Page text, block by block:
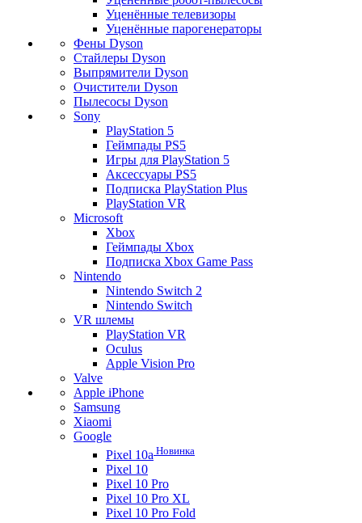
Уценённые телевизоры
Уценённые парогенераторы
Фены Dyson
Стайлеры Dyson
Выпрямители Dyson
Очистители Dyson
Пылесосы Dyson
Sony
PlayStation 5
Геймпады PS5
Игры для PlayStation 5
Аксессуары PS5
Подписка PlayStation Plus
PlayStation VR
Microsoft
Xbox
Геймпады Xbox
Подписка Xbox Game Pass
Nintendo
Nintendo Switch 2
Nintendo Switch
VR шлемы
PlayStation VR
Oculus
Apple Vision Pro
Valve
Apple iPhone
Samsung
Xiaomi
Google
Pixel 10a Новинка
Pixel 10
Pixel 10 Pro
Pixel 10 Pro XL
Pixel 10 Pro Fold